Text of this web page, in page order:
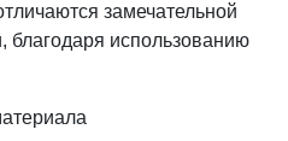
замечательной
благодаря использованию